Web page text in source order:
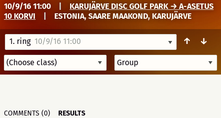
10/9/16 11:00
KARUJÄRVE DISC GOLF PARK → A-ASETUS
10 KORVI
ESTONIA, SAARE MAAKOND, KARUJÄRVE
1. ring10/9/16 11:00 ↑ ↓
COMMENTS (0) RESULTS